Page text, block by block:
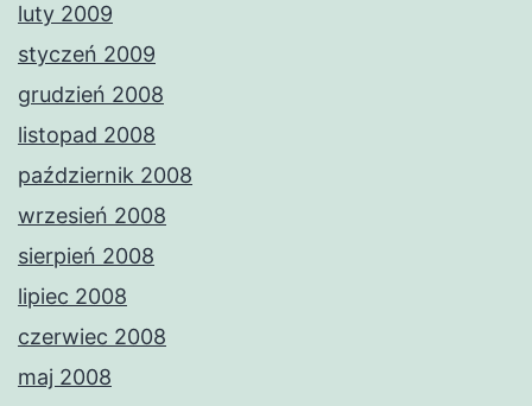
luty 2009
styczeń 2009
grudzień 2008
listopad 2008
październik 2008
wrzesień 2008
sierpień 2008
lipiec 2008
czerwiec 2008
maj 2008